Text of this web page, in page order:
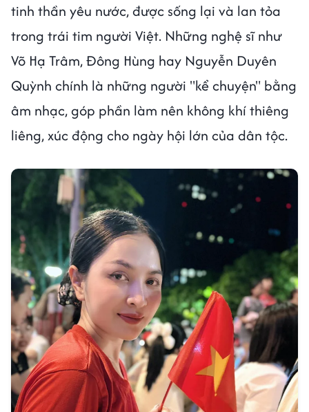
tinh thần yêu nước, được sống lại và lan tỏa
trong trái tim người Việt. Những nghệ sĩ như
Võ Hạ Trâm, Đông Hùng hay Nguyễn Duyên
Quỳnh chính là những người "kể chuyện" bằng
âm nhạc, góp phần làm nên không khí thiêng
liêng, xúc động cho ngày hội lớn của dân tộc.